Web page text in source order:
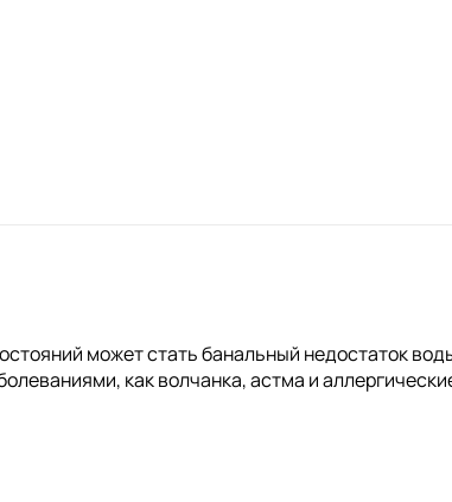
может стать банальный недостаток
как волчанка, астма и